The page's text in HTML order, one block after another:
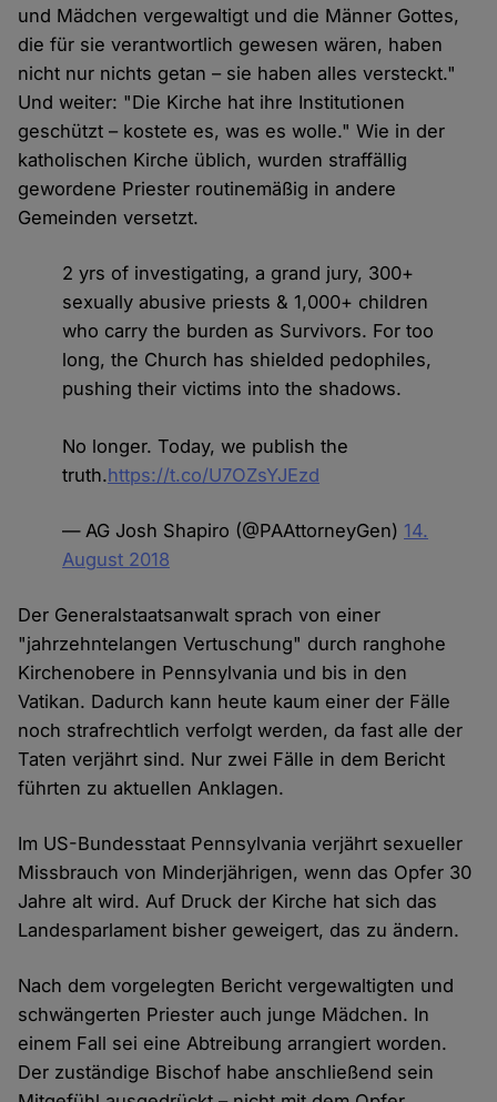
und Mädchen vergewaltigt und die Männer Gottes,
die für sie verantwortlich gewesen wären, haben
nicht nur nichts getan – sie haben alles versteckt."
Und weiter: "Die Kirche hat ihre Institutionen
geschützt – kostete es, was es wolle." Wie in der
katholischen Kirche üblich, wurden straffällig
gewordene Priester routinemäßig in andere
Gemeinden versetzt.
2 yrs of investigating, a grand jury, 300+
sexually abusive priests & 1,000+ children
who carry the burden as Survivors. For too
long, the Church has shielded pedophiles,
pushing their victims into the shadows.
No longer. Today, we publish the
truth.https://t.co/U7OZsYJEzd
— AG Josh Shapiro (@PAAttorneyGen) 14.
August 2018
Der Generalstaatsanwalt sprach von einer
"jahrzehntelangen Vertuschung" durch ranghohe
Kirchenobere in Pennsylvania und bis in den
Vatikan. Dadurch kann heute kaum einer der Fälle
noch strafrechtlich verfolgt werden, da fast alle der
Taten verjährt sind. Nur zwei Fälle in dem Bericht
führten zu aktuellen Anklagen.
Im US-Bundesstaat Pennsylvania verjährt sexueller
Missbrauch von Minderjährigen, wenn das Opfer 30
Jahre alt wird. Auf Druck der Kirche hat sich das
Landesparlament bisher geweigert, das zu ändern.
Nach dem vorgelegten Bericht vergewaltigten und
schwängerten Priester auch junge Mädchen. In
einem Fall sei eine Abtreibung arrangiert worden.
Der zuständige Bischof habe anschließend sein